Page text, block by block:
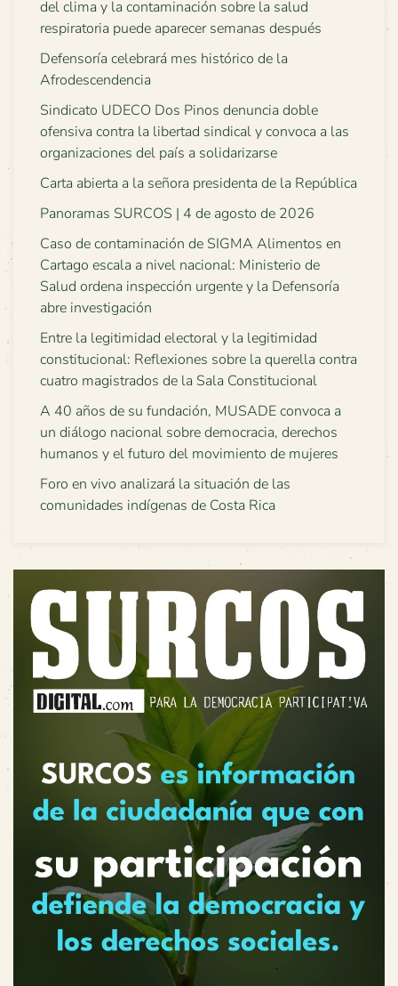
del clima y la contaminación sobre la salud
respiratoria puede aparecer semanas después
Defensoría celebrará mes histórico de la
Afrodescendencia
Sindicato UDECO Dos Pinos denuncia doble
ofensiva contra la libertad sindical y convoca a las
organizaciones del país a solidarizarse
Carta abierta a la señora presidenta de la República
Panoramas SURCOS | 4 de agosto de 2026
Caso de contaminación de SIGMA Alimentos en
Cartago escala a nivel nacional: Ministerio de
Salud ordena inspección urgente y la Defensoría
abre investigación
Entre la legitimidad electoral y la legitimidad
constitucional: Reflexiones sobre la querella contra
cuatro magistrados de la Sala Constitucional
A 40 años de su fundación, MUSADE convoca a
un diálogo nacional sobre democracia, derechos
humanos y el futuro del movimiento de mujeres
Foro en vivo analizará la situación de las
comunidades indígenas de Costa Rica